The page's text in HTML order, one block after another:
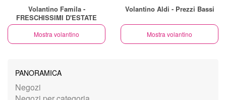
Volantino Famila -
FRESCHISSIMI D'ESTATE
Mostra volantino
Volantino Aldi - Prezzi Bassi
Mostra volantino
PANORAMICA
Negozi